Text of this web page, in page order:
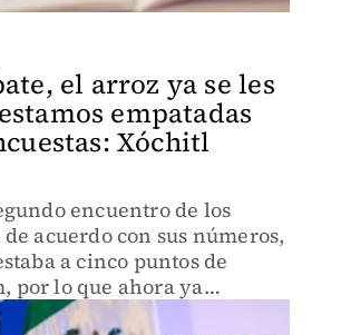
el arroz ya se les
empatadas
Xóchitl
encuentro de los
acuerdo con sus números,
a cinco puntos de
por lo que ahora ya